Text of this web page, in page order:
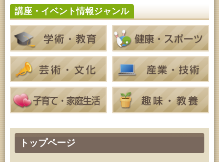
トップページ
特別展「超写実 ホキ美術館名品展」
2026年08月08日 ～ 2026年08月09日 (秋田市)
青少年・成人・家庭教育「夏のファミリーキャン
プ」
2026年08月09日 (秋田市)
青少年・家庭・成人教育「不思議アートのぞき箱ワ
ークショップ」
2026年08月11日 (秋田市)
令和8年度 椎名雄一郎オルガンレクチャーコンサー
ト
2026年08月14日 (秋田市)
成人教育「古文書解読講座」
2026年08月15日 (秋田市)
ティック』を作ろう！」
2026年08月15日 (秋田市)
乳幼児教育「パンダのえほん修理屋さん」
らいあ」2026年7月イベントのお知らせ
2026年07月11日令和8年度 あきた芸術劇場「ミ
ルハス」2026年7月のイベントスケジュールのお知
らせ
2026年07月10日令和8年度 株式会社パソナ「キ
ャリアコンサルタント相談」のお知らせ
2026年07月10日令和8年度 株式会社パソナ「キ
ャリア形成リスキリング支援センター」紹介のお知
らせ
講座・イベント情報ジャンル